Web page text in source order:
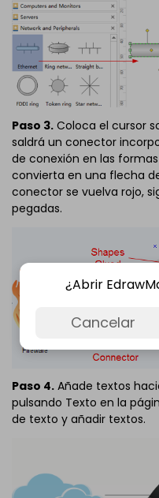
Paso 3. Coloca el cursor
saldrá un conector
de conexión en las
convierta en una flecha
conector se vuelva rojo,
pegadas.
Paso 4. Añade textos
pulsando Texto en la
de texto y añadir textos.
¿Abrir
Cancelar